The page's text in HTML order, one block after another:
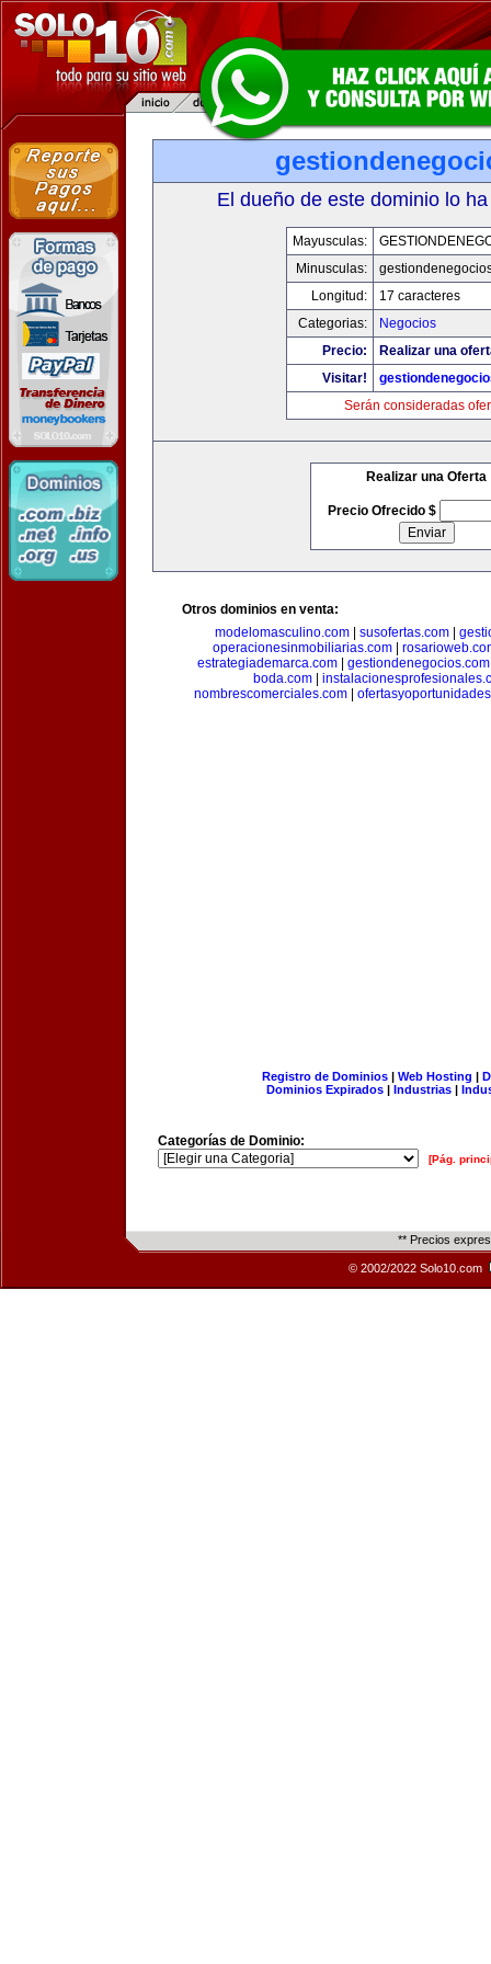
El dueño de este dominio lo
Mayusculas:
Minusculas:
Longitud:
17 caracteres
Categorias:
Negocios
Precio:
Realizar una
Visitar!
Serán consideradas
Realizar una Oferta
Precio Ofrecido $
Otros dominios en venta:
modelomasculino.com
susofertas.com
operacionesinmobiliarias.com
estrategiademarca.com| gestiondenegocios.com
boda.com|
nombrescomerciales.com
Registro de Dominios| Web Hosting |
Dominios Expirados | Industrias |
Categorías de Dominio:
[Pág.
** Precios
© 2002/2022 Solo10.com